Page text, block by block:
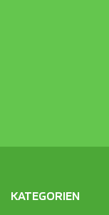
KATEGORIEN